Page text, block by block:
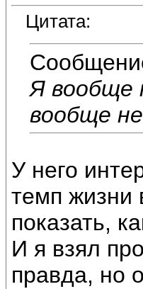
Цитата:
Я вообще
вообще
У него
темп жизни
показать,
И я взял
правда, но